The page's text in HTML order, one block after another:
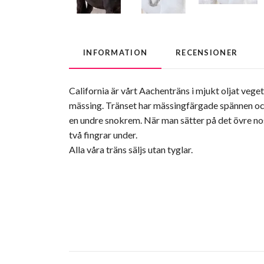
INFORMATION RECENSIONER
California är vårt Aachenträns i mjukt oljat
mässing. Tränset har mässingfärgade spännen
en undre snokrem. När man sätter på det övre
två fingrar under.
Alla våra träns säljs utan tyglar.